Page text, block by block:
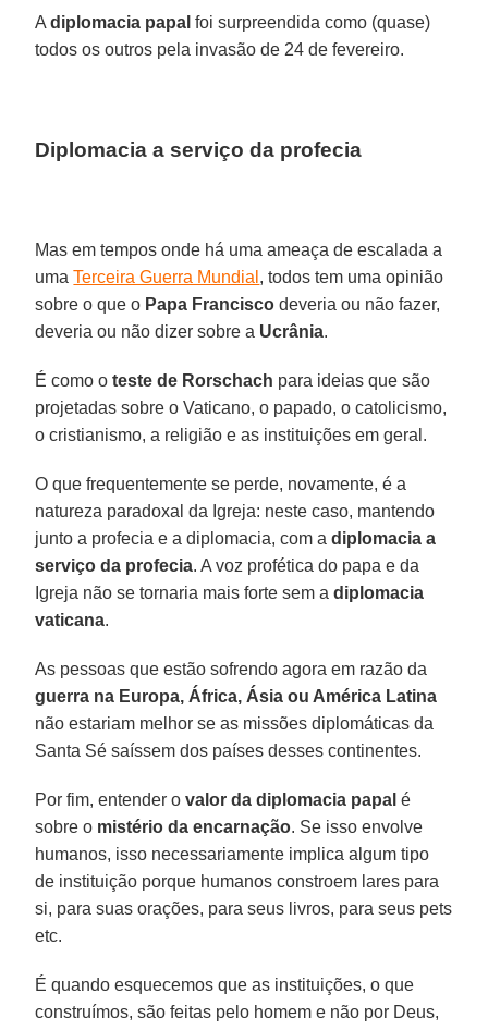
Adiplomacia papal foi surpreendida como (quase)
todos os outros pela invasão de 24 de fevereiro.
Diplomacia a serviço da profecia
Mas em tempos onde há uma ameaça de escalada a
umaTerceira Guerra Mundial , todos tem uma opinião
sobre o que o Papa Francisco deveria ou não fazer,
deveria ou não dizer sobre a Ucrânia.
É como oteste de Rorschach para ideias que são
projetadas sobre o Vaticano, o papado, o catolicismo,
o cristianismo, a religião e as instituições em geral.
O que frequentemente se perde, novamente, é a
natureza paradoxal da Igreja: neste caso, mantendo
junto a profecia e a diplomacia, com a diplomacia a
serviço da profecia. A voz profética do papa e da
Igreja não se tornaria mais forte sem adiplomacia
vaticana.
As pessoas que estão sofrendo agora em razão da
guerra na Europa, África, Ásia ou América Latina
não estariam melhor se as missões diplomáticas da
Santa Sé saíssem dos países desses continentes.
Por fim, entender ovalor da diplomacia papal é
sobre o mistério da encarnação. Se isso envolve
humanos, isso necessariamente implica algum tipo
de instituição porque humanos constroem lares para
si, para suas orações, para seus livros, para seus pets
etc.
É quando esquecemos que as instituições, o que
construímos, são feitas pelo homem e não por Deus,